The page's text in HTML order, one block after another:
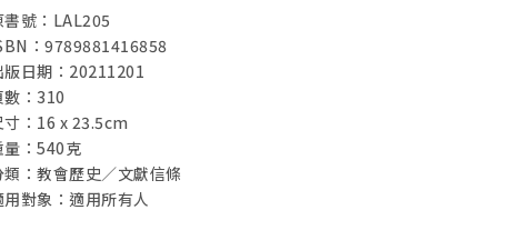
書號：LAL205
：9789881416858
版日期：20211201
數：310
寸：16 x 23.5cm
量：540克
類：教會歷史／文獻信條
用對象：適用所有人